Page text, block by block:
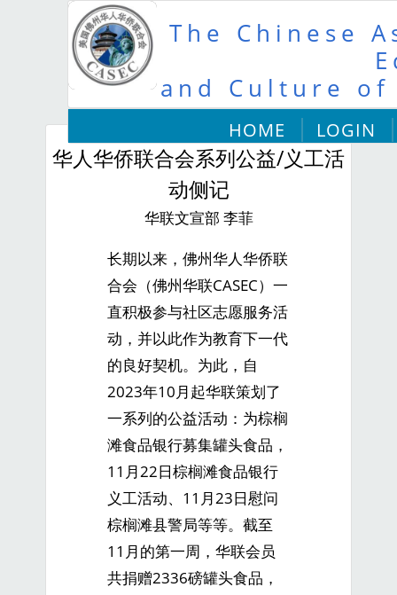
The Chinese
and Culture of
HOME LOGIN
华人华侨联合会系列公益/义工活
动侧记
华联文宣部 李菲
长期以来，佛州华人华侨联
合会（佛州华联CASEC）一
直积极参与社区志愿服务活
动，并以此作为教育下一代
的良好契机。为此，自
2023年10月起华联策划了
一系列的公益活动：为棕榈
滩食品银行募集罐头食品，
11月22日棕榈滩食品银行
义工活动、11月23日慰问
棕榈滩县警局等等。截至
11月的第一周，华联会员
共捐赠2336磅罐头食品，